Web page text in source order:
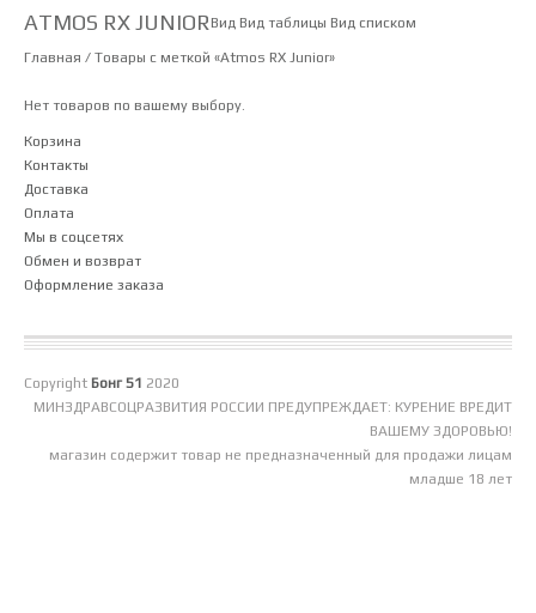
ATMOS RX JUNIOR Вид Вид таблицы Вид списком
Главная / Товары с меткой «Atmos RX Junior»
Нет товаров по вашему выбору.
Корзина
Контакты
Доставка
Оплата
Мы в соцсетях
Обмен и возврат
Оформление заказа
Copyright Бонг 51 2020
МИНЗДРАВСОЦРАЗВИТИЯ РОССИИ ПРЕДУПРЕЖДАЕТ: КУРЕНИЕ ВРЕДИТ
ВАШЕМУ ЗДОРОВЬЮ!
магазин содержит товар не предназначенный для продажи лицам
младше 18 лет